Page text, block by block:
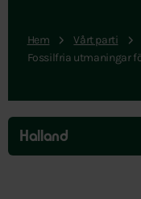
Hem Vårt parti
Fossilfria utmaningar
Hoppa
över
menyn
Halland